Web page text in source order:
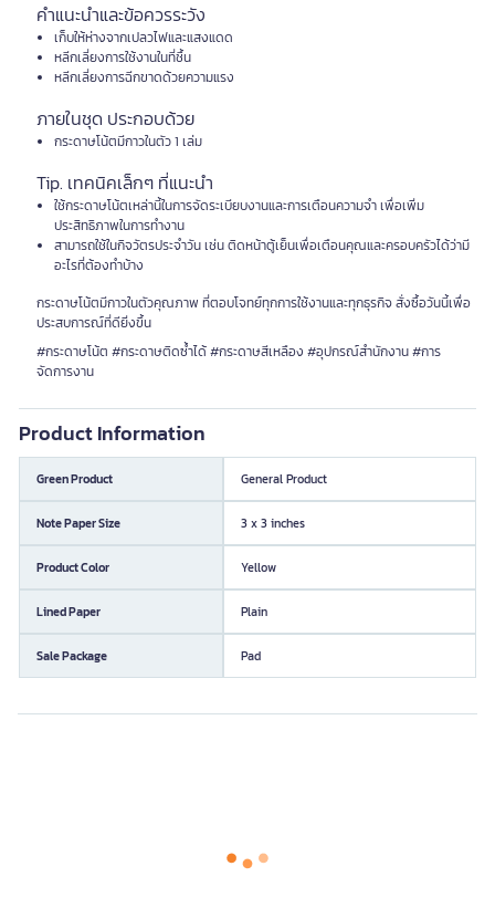
คำแนะนำและข้อควรระวัง
เก็บให้ห่างจากเปลวไฟและแสงแดด
หลีกเลี่ยงการใช้งานในที่ชื้น
หลีกเลี่ยงการฉีกขาดด้วยความแรง
ภายในชุด ประกอบด้วย
กระดาษโน้ตมีกาวในตัว 1 เล่ม
Tip. เทคนิคเล็กๆ ที่แนะนำ
ใช้กระดาษโน้ตเหล่านี้ในการจัดระเบียบงานและการเตือนความจำ เพื่อเพิ่ม
ประสิทธิภาพในการทำงาน
สามารถใช้ในกิจวัตรประจำวัน เช่น ติดหน้าตู้เย็นเพื่อเตือนคุณและครอบครัวได้ว่ามี
อะไรที่ต้องทำบ้าง
กระดาษโน้ตมีกาวในตัวคุณภาพ ที่ตอบโจทย์ทุกการใช้งานและทุกธุรกิจ สั่งซื้อวันนี้เพื่อ
ประสบการณ์ที่ดียิ่งขึ้น
#กระดาษโน้ต #กระดาษติดซ้ำได้ #กระดาษสีเหลือง #อุปกรณ์สำนักงาน #การ
จัดการงาน
Product Information
Green Product General Product
Note Paper Size 3 x 3 inches
Product Color Yellow
Lined Paper Plain
Sale Package Pad